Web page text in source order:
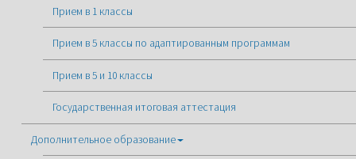
Прием в 1 классы
Прием в 5 классы по адаптированным программам
Прием в 5 и 10 классы
Государственная итоговая аттестация
Дополнительное образование